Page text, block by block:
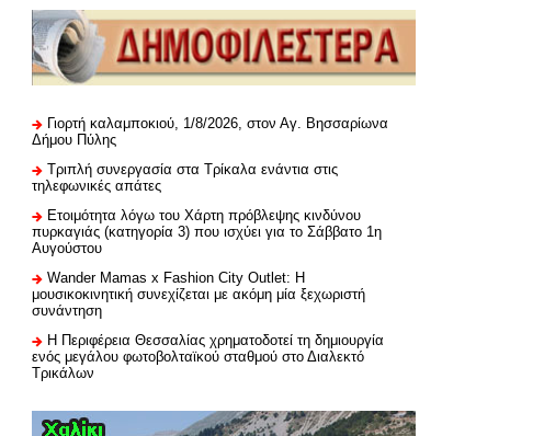
Γιορτή καλαμποκιού, 1/8/2026, στον Αγ. Βησσαρίωνα
Δήμου Πύλης
Τριπλή συνεργασία στα Τρίκαλα ενάντια στις
τηλεφωνικές απάτες
Ετοιμότητα λόγω του Χάρτη πρόβλεψης κινδύνου
πυρκαγιάς (κατηγορία 3) που ισχύει για το Σάββατο 1η
Αυγούστου
Wander Mamas x Fashion City Outlet: Η
μουσικοκινητική συνεχίζεται με ακόμη μία ξεχωριστή
συνάντηση
H Περιφέρεια Θεσσαλίας χρηματοδοτεί τη δημιουργία
ενός μεγάλου φωτοβολταϊκού σταθμού στο Διαλεκτό
Τρικάλων